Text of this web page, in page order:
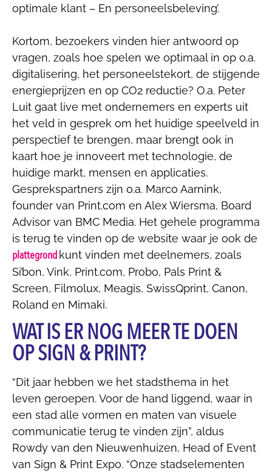
optimale klant – En personeelsbeleving’.
Kortom, bezoekers vinden hier antwoord op
vragen, zoals hoe spelen we optimaal in op o.a.
digitalisering, het personeelstekort, de stijgende
energieprijzen en op CO2 reductie? O.a. Peter
Luit gaat live met ondernemers en experts uit
het veld in gesprek om het huidige speelveld in
perspectief te brengen, maar brengt ook in
kaart hoe je innoveert met technologie, de
huidige markt, mensen en applicaties.
Gesprekspartners zijn o.a. Marco Aarnink,
founder van Print.com en Alex Wiersma, Board
Advisor van BMC Media. Het gehele programma
is terug te vinden op de website waar je ook de
plattegrondkunt vinden met deelnemers, zoals
Si’bon, Vink, Print.com, Probo, Pals Print &
Screen, Filmolux, Meagis, SwissQprint, Canon,
Roland en Mimaki.
WAT IS ER NOG MEER TE DOEN
OP SIGN & PRINT?
“Dit jaar hebben we het stadsthema in het
leven geroepen. Voor de hand liggend, waar in
een stad alle vormen en maten van visuele
communicatie terug te vinden zijn”, aldus
Rowdy van den Nieuwenhuizen, Head of Event
van Sign & Print Expo. “Onze stadselementen